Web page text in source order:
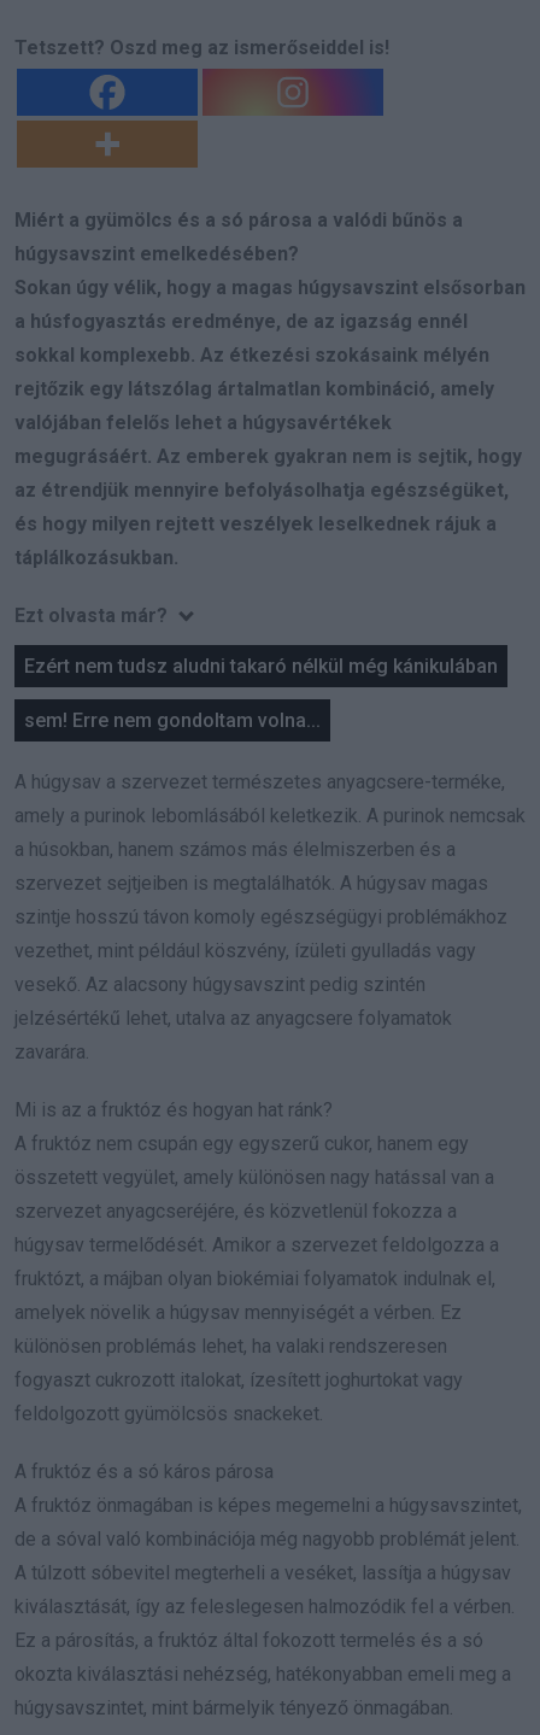
Tetszett? Oszd meg az ismerőseiddel is!
Miért a gyümölcs és a só párosa a valódi bűnös a
húgysavszint emelkedésében?
Sokan úgy vélik, hogy a magas húgysavszint elsősorban
a húsfogyasztás eredménye, de az igazság ennél
sokkal komplexebb. Az étkezési szokásaink mélyén
rejtőzik egy látszólag ártalmatlan kombináció, amely
valójában felelős lehet a húgysavértékek
megugrásáért. Az emberek gyakran nem is sejtik, hogy
az étrendjük mennyire befolyásolhatja egészségüket,
és hogy milyen rejtett veszélyek leselkednek rájuk a
táplálkozásukban.
Ezt olvasta már?
Ezért nem tudsz aludni takaró nélkül még kánikulában
sem! Erre nem gondoltam volna...
A húgysav a szervezet természetes anyagcsere-terméke,
amely a purinok lebomlásából keletkezik. A purinok nemcsak
a húsokban, hanem számos más élelmiszerben és a
szervezet sejtjeiben is megtalálhatók. A húgysav magas
szintje hosszú távon komoly egészségügyi problémákhoz
vezethet, mint például köszvény, ízületi gyulladás vagy
vesekő. Az alacsony húgysavszint pedig szintén
jelzésértékű lehet, utalva az anyagcsere folyamatok
zavarára.
Mi is az a fruktóz és hogyan hat ránk?
A fruktóz nem csupán egy egyszerű cukor, hanem egy
összetett vegyület, amely különösen nagy hatással van a
szervezet anyagcseréjére, és közvetlenül fokozza a
húgysav termelődését. Amikor a szervezet feldolgozza a
fruktózt, a májban olyan biokémiai folyamatok indulnak el,
amelyek növelik a húgysav mennyiségét a vérben. Ez
különösen problémás lehet, ha valaki rendszeresen
fogyaszt cukrozott italokat, ízesített joghurtokat vagy
feldolgozott gyümölcsös snackeket.
A fruktóz és a só káros párosa
A fruktóz önmagában is képes megemelni a húgysavszintet,
de a sóval való kombinációja még nagyobb problémát jelent.
A túlzott sóbevitel megterheli a veséket, lassítja a húgysav
kiválasztását, így az feleslegesen halmozódik fel a vérben.
Ez a párosítás, a fruktóz által fokozott termelés és a só
okozta kiválasztási nehézség, hatékonyabban emeli meg a
húgysavszintet, mint bármelyik tényező önmagában.